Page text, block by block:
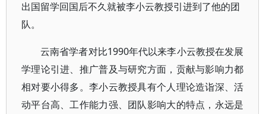
出国留学回国后不久就被李小云教授引进到了他的团
队。
云南省学者对比1990年代以来李小云教授在发展
学理论引进、推广普及与研究方面，贡献与影响力都
相对要小得多。李小云教授具有个人理论造诣深、活
动平台高、工作能力强、团队影响大的特点，永远是